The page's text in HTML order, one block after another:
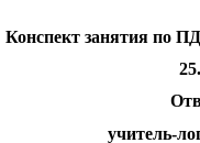
Конспект занятия по
учитель-